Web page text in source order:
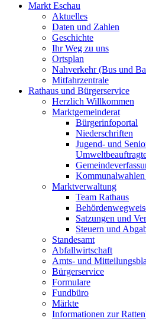
Markt Eschau
Aktuelles
Daten und Zahlen
Geschichte
Ihr Weg zu uns
Ortsplan
Nahverkehr (Bus und
Mitfahrzentrale
Rathaus und Bürgerservice
Herzlich Willkommen
Marktgemeinderat
Bürgerinfoportal
Niederschriften
Jugend- und
Marktverwaltung
Team Rathaus
Satzungen und
Steuern und
Standesamt
Abfallwirtschaft
Amts- und
Bürgerservice
Formulare
Fundbüro
Märkte
Informationen zur